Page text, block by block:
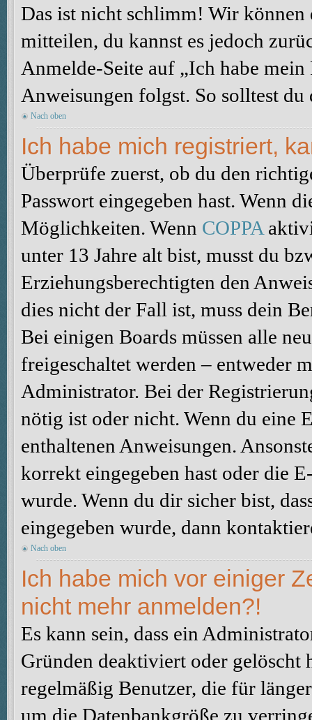
Das ist nicht schlimm! Wir
mitteilen, du kannst es jedoch
Anmelde-Seite auf „Ich habe
Anweisungen folgst. So solltest
Nach oben
Ich habe mich registriert,
Überprüfe zuerst, ob du den
Passwort eingegeben hast. Wenn
Möglichkeiten. Wenn COPPA
unter 13 Jahre alt bist, musst du
Erziehungsberechtigten den
dies nicht der Fall ist, muss dein
Bei einigen Boards müssen alle
freigeschaltet werden – entweder
Administrator. Bei der
nötig ist oder nicht. Wenn du eine
enthaltenen Anweisungen.
korrekt eingegeben hast oder die
wurde. Wenn du dir sicher bist,
eingegeben wurde, dann
Nach oben
Ich habe mich vor einiger
nicht mehr anmelden?!
Es kann sein, dass ein
Gründen deaktiviert oder gelöscht
regelmäßig Benutzer, die für
um die Datenbankgröße zu